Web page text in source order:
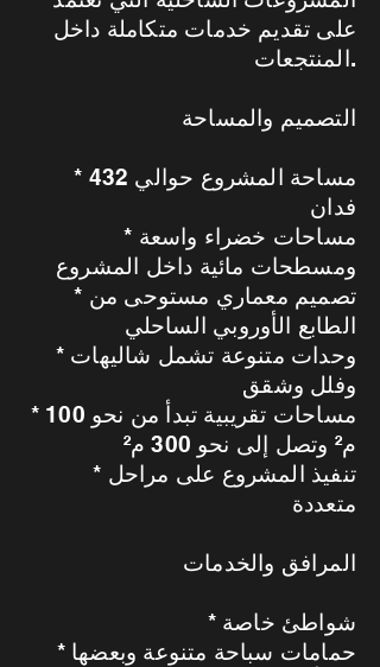
على تقديم خدمات متكاملة داخل
المنتجعات.
التصميم والمساحة
* مساحة المشروع حوالي 432
فدان
* مساحات خضراء واسعة
ومسطحات مائية داخل المشروع
* تصميم معماري مستوحى من
الطابع الأوروبي الساحلي
* وحدات متنوعة تشمل شاليهات
وفلل وشقق
* مساحات تقريبية تبدأ من نحو 100
م² وتصل إلى نحو 300 م²
* تنفيذ المشروع على مراحل
متعددة
المرافق والخدمات
* شواطئ خاصة
* حمامات سباحة متنوعة وبعضها